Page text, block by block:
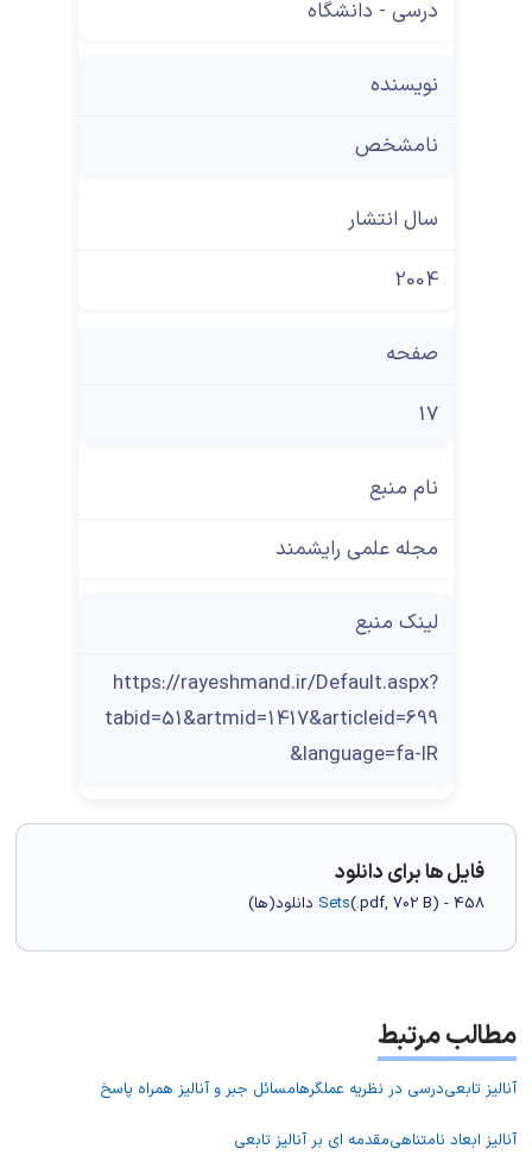
درسی - دانشگاه
نویسنده
نامشخص
سال انتشار
2004
صفحه
17
نام منبع
مجله علمی رایشمند
لینک منبع
https://rayeshmand.ir/Default.aspx?
tabid=51&artmid=1417&articleid=699
&language=fa-IR
فایل ها برای دانلود
Sets(.pdf, 702 B) - 458 دانلود(ها)
مطالب مرتبط
آنالیز تابعیدرسی در نظریه عملگرهامسائل جبر و آنالیز همراه پاسخ
آنالیز ابعاد نامتناهیمقدمه ای بر آنالیز تابعی